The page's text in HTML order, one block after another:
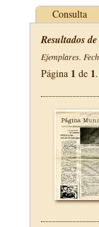
Consulta
Resultados
Ejemplares.
Página 1 de 1